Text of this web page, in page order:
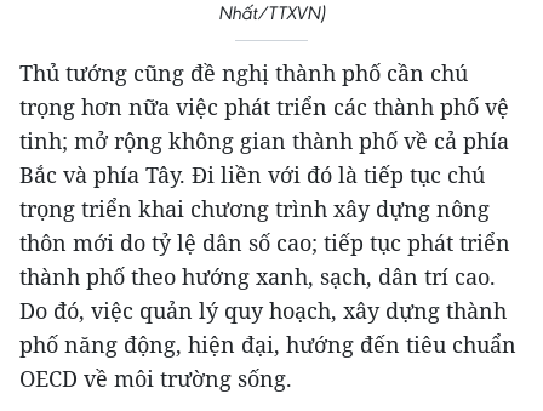
Nhất/TTXVN)
Thủ tướng cũng đề nghị thành phố cần chú
trọng hơn nữa việc phát triển các thành phố vệ
tinh; mở rộng không gian thành phố về cả phía
Bắc và phía Tây. Đi liền với đó là tiếp tục chú
trọng triển khai chương trình xây dựng nông
thôn mới do tỷ lệ dân số cao; tiếp tục phát triển
thành phố theo hướng xanh, sạch, dân trí cao.
Do đó, việc quản lý quy hoạch, xây dựng thành
phố năng động, hiện đại, hướng đến tiêu chuẩn
OECD về môi trường sống.